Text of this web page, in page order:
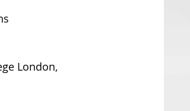
London,